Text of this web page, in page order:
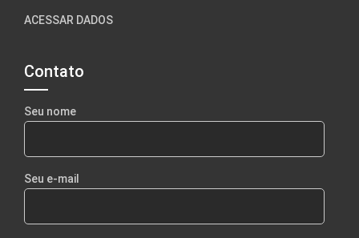
ACESSAR DADOS
Contato
Seu nome
Seu e-mail